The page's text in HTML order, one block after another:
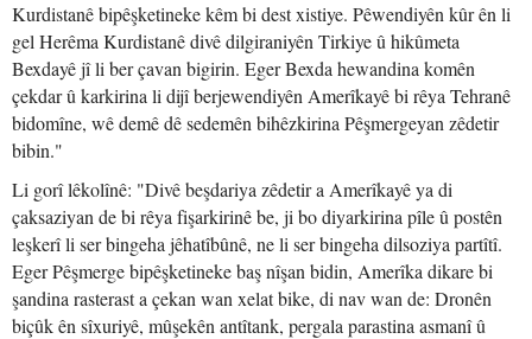
Kurdistanê bipêşketineke kêm bi dest xistiye. Pêwendiyên kûr ên li
gel Herêma Kurdistanê divê dilgiraniyên Tirkiye û hikûmeta
Bexdayê jî li ber çavan bigirin. Eger Bexda hewandina komên
çekdar û karkirina li dijî berjewendiyên Amerîkayê bi rêya Tehranê
bidomîne, wê demê dê sedemên bihêzkirina Pêşmergeyan zêdetir
bibin."
Li gorî lêkolînê: "Divê beşdariya zêdetir a Amerîkayê ya di
çaksaziyan de bi rêya fişarkirinê be, ji bo diyarkirina pîle û postên
leşkerî li ser bingeha jêhatîbûnê, ne li ser bingeha dilsoziya partîtî.
Eger Pêşmerge bipêşketineke baş nîşan bidin, Amerîka dikare bi
şandina rasterast a çekan wan xelat bike, di nav wan de: Dronên
biçûk ên sîxuriyê, mûşekên antîtank, pergala parastina asmanî û